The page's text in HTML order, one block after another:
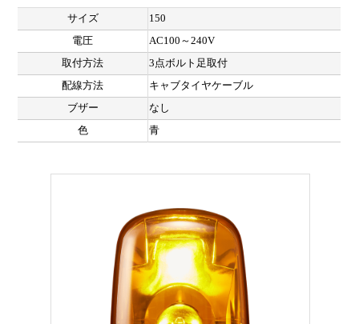
サイズ
150
電圧
AC100～240V
取付方法
3点ボルト足取付
配線方法
キャブタイヤケーブル
ブザー
なし
色
青